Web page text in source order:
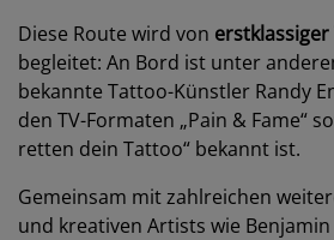
Diese Route wird von
begleitet: An Bord ist unter
bekannte Tattoo-Künstler Randy
den TV-Formaten „Pain & Fame“
retten dein Tattoo“ bekannt ist.
Gemeinsam mit zahlreichen
und kreativen Artists wie Benjamin